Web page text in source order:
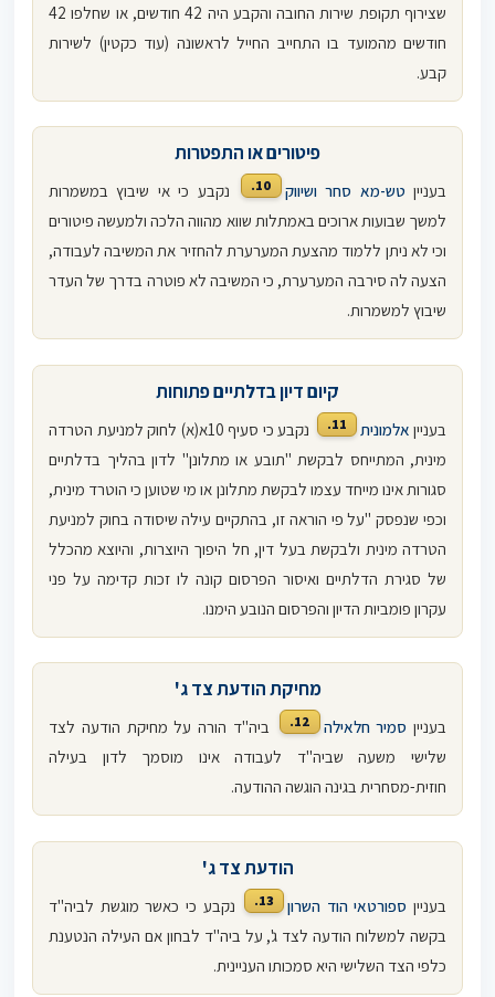
שצירוף תקופת שירות החובה והקבע היה 42 חודשים, או שחלפו 42
חודשים מהמועד בו התחייב החייל לראשונה (עוד כקטין) לשירות
קבע.
פיטורים או התפטרות
בעניין טש-מא סחר ושיווק 10.
נקבע כי אי שיבוץ במשמרות
למשך שבועות ארוכים באמתלות שווא מהווה הלכה ולמעשה פיטורים
וכי לא ניתן ללמוד מהצעת המערערת להחזיר את המשיבה לעבודה,
הצעה לה סירבה המערערת, כי המשיבה לא פוטרה בדרך של העדר
שיבוץ למשמרות.
קיום דיון בדלתיים פתוחות
בעניין אלמונית 11.
נקבע כי סעיף 10א(א) לחוק למניעת הטרדה
מינית, המתייחס לבקשת "תובע או מתלונן" לדון בהליך בדלתיים
סגורות אינו מייחד עצמו לבקשת מתלונן או מי שטוען כי הוטרד מינית,
וכפי שנפסק "על פי הוראה זו, בהתקיים עילה שיסודה בחוק למניעת
הטרדה מינית ולבקשת בעל דין, חל היפוך היוצרות, והיוצא מהכלל
של סגירת הדלתיים ואיסור הפרסום קונה לו זכות קדימה על פני
עקרון פומביות הדיון והפרסום הנובע הימנו.
מחיקת הודעת צד ג'
בעניין סמיר חלאילה 12.
ביה"ד הורה על מחיקת הודעה לצד
שלישי משעה שביה"ד לעבודה אינו מוסמך לדון בעילה
חוזית-מסחרית בגינה הוגשה ההודעה.
הודעת צד ג'
בעניין ספורטאי הוד השרון 13.
נקבע כי כאשר מוגשת לביה"ד
בקשה למשלוח הודעה לצד ג', על ביה"ד לבחון אם העילה הנטענת
כלפי הצד השלישי היא סמכותו העניינית.